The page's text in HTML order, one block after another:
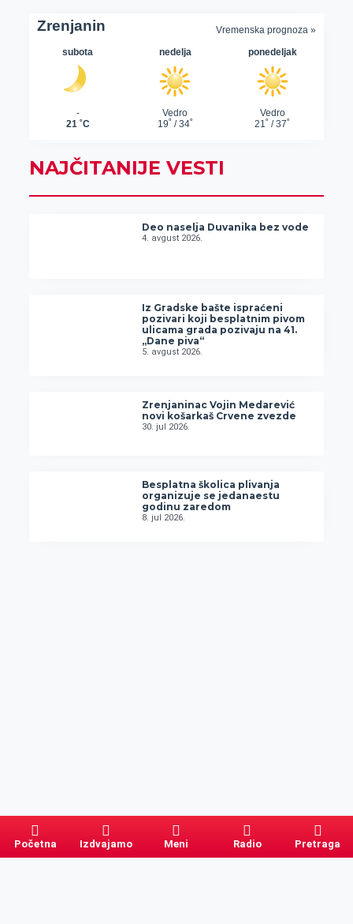
NAJČITANIJE VESTI
Deo naselja Duvanika bez vode
4. avgust 2026.
Iz Gradske bašte ispraćeni
pozivari koji besplatnim pivom
ulicama grada pozivaju na 41.
„Dane piva“
5. avgust 2026.
Zrenjaninac Vojin Medarević
novi košarkaš Crvene zvezde
30. jul 2026.
Besplatna školica plivanja
organizuje se jedanaestu
godinu zaredom
8. jul 2026.
Početna Izdvajamo Meni Radio Pretraga